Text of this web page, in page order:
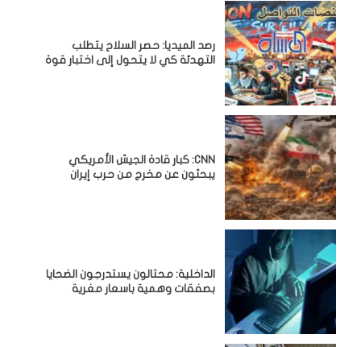
رصد الميديا: حصر السلاح يتطلب
التهدئة كي لا يتحول إلى اختبار قوة
CNN: كبار قادة الجيش الأمريكي
يبحثون عن مخرج من حرب إيران
الداخلية: محتالون يستدرجون الضحايا
بصفقات وهمية باسعار مغرية